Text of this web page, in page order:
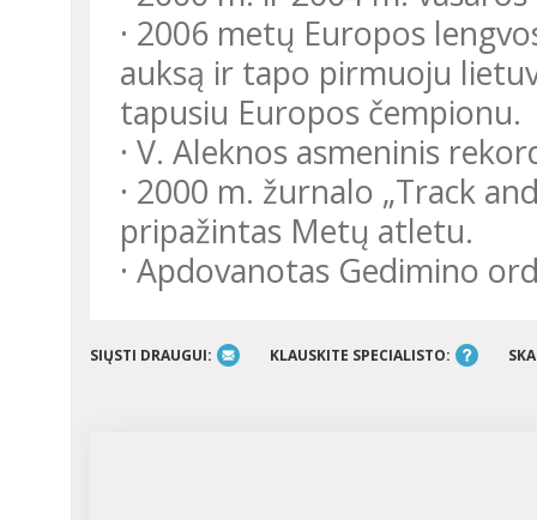
· 2006 metų Europos
auksą ir tapo pirmuoju
tapusiu Europos čempionu.
· V. Aleknos asmeninis
· 2000 m. žurnalo „Track
pripažintas Metų atletu.
· Apdovanotas Gedimino
SIŲSTI DRAUGUI: KLAUSKITE SPECIALISTO: